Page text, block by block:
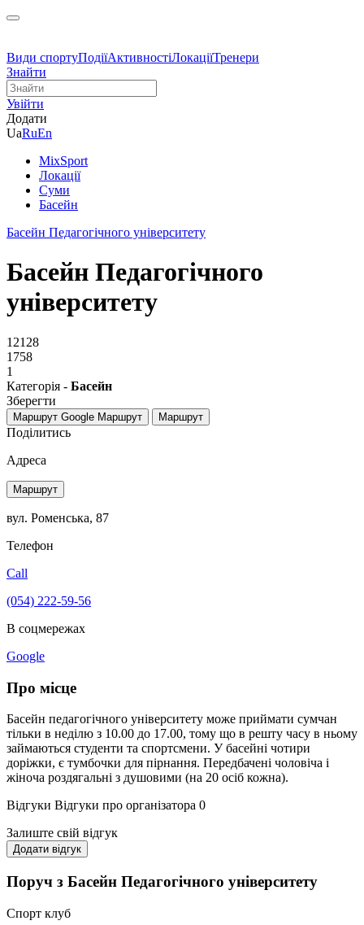
Види спортуПодіїАктивностіЛокаціїТренери
Знайти
Увійти
Додати
UaRuEn
MixSport
Локації
Суми
Басейн
Басейн Педагогічного університету
Басейн Педагогічного
університету
12128
1758
1
Категорія - Басейн
Зберегти
Маршрут Google Маршрут Маршрут
Поділитись
Адреса
Маршрут
вул. Роменська, 87
Телефон
Call
(054) 222-59-56
В соцмережах
Google
Про місце
Басейн педагогічного університету може приймати сумчан
тільки в неділю з 10.00 до 17.00, тому що в решту часу в ньому
займаються студенти та спортсмени. У басейні чотири
доріжки, є тумбочки для пірнання. Передбачені чоловіча і
жіноча роздягальні з душовими (на 20 осіб кожна).
Відгуки Відгуки про організатора 0
Залиште свій відгук
Додати відгук
Поруч з Басейн Педагогічного університету
Спорт клуб